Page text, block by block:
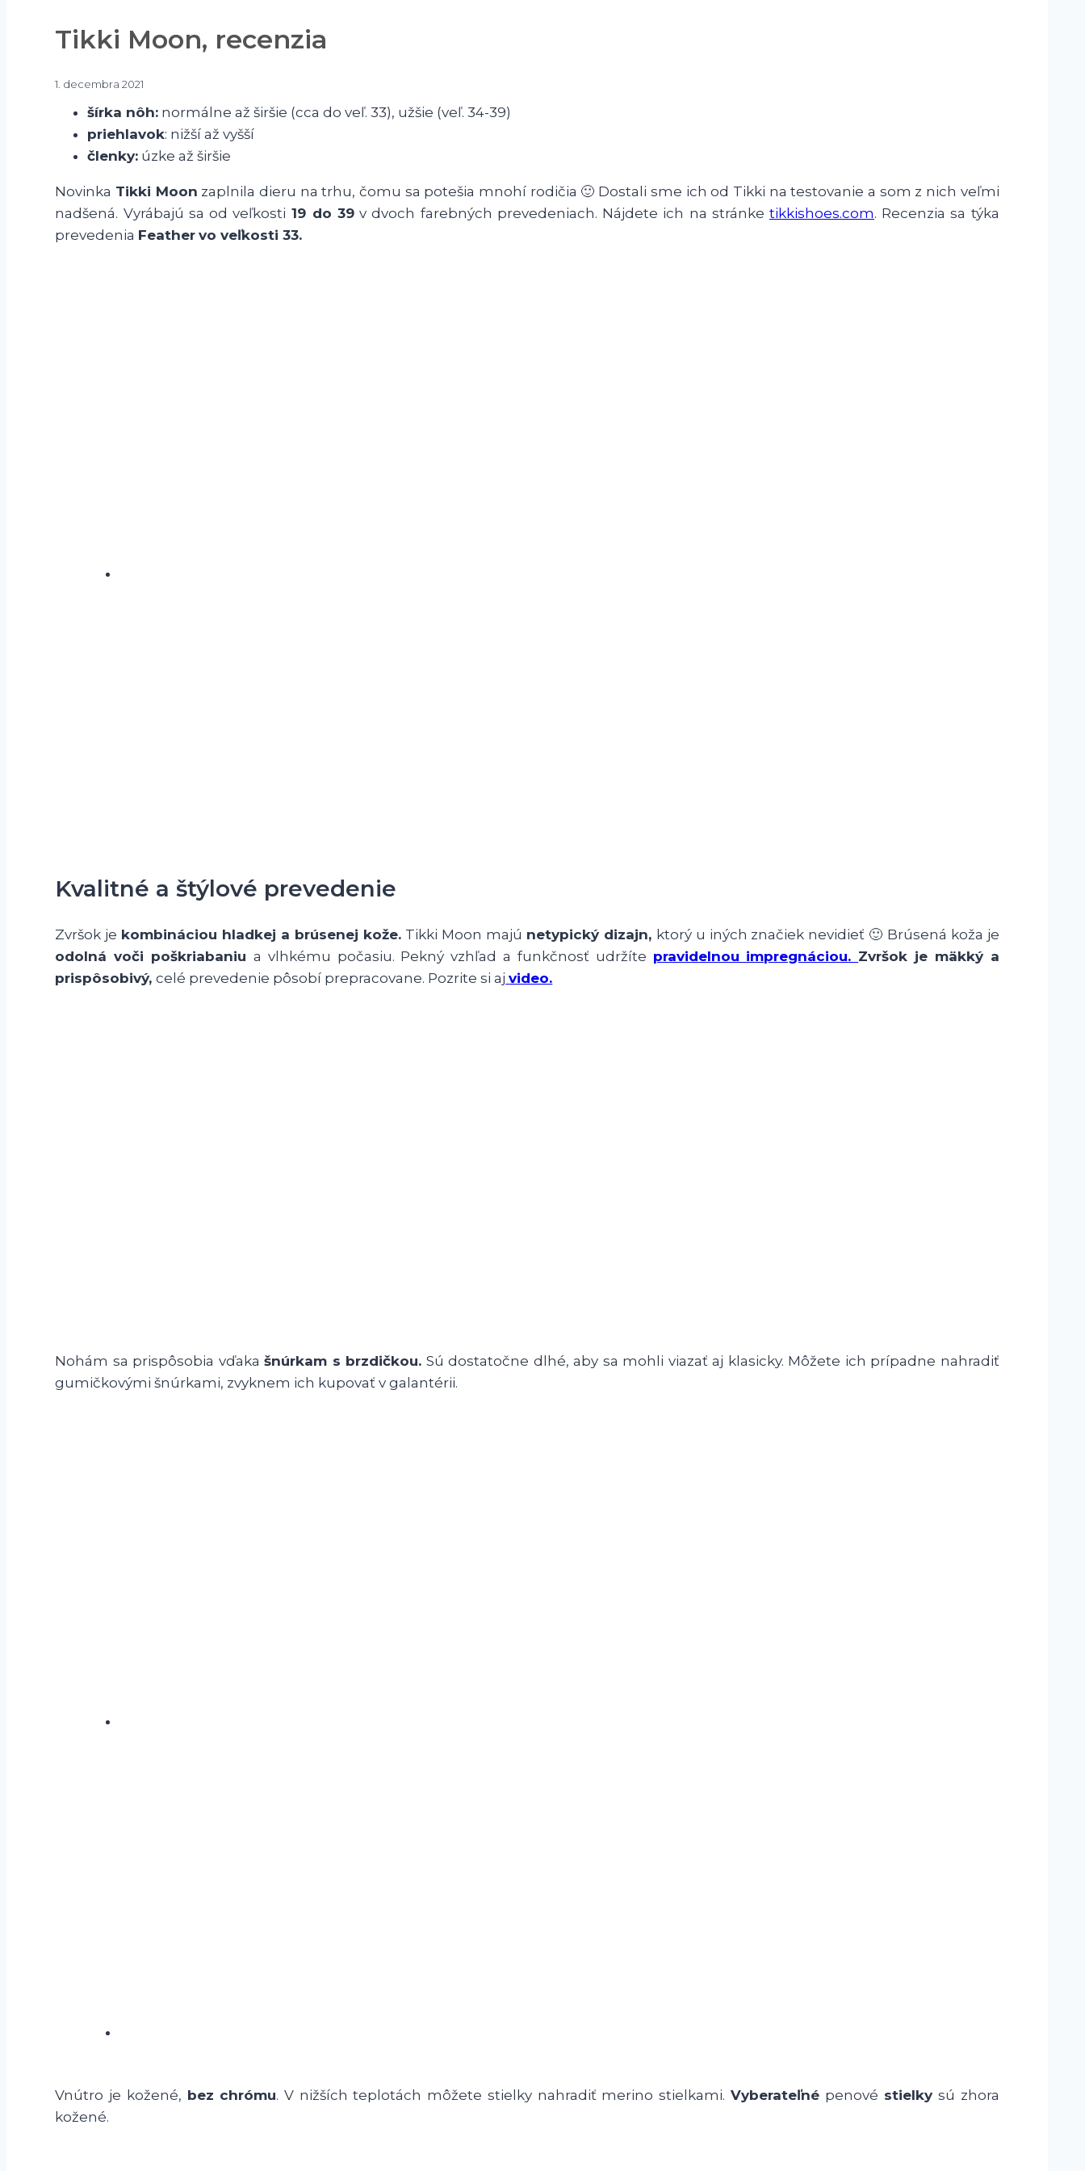
Tikki Moon, recenzia
1. decembra 2021
šírka nôh: normálne až širšie (cca do veľ. 33), užšie (veľ. 34-39)
priehlavok: nižší až vyšší
členky: úzke až širšie
Novinka Tikki Moon zaplnila dieru na trhu, čomu sa potešia mnohí rodičia 🙂 Dostali sme ich od Tikki na testovanie a som z nich veľmi
nadšená. Vyrábajú sa od veľkosti 19 do 39v dvoch farebných prevedeniach. Nájdete ich na stránketikkishoes.com. Recenzia sa týka
prevedenia Feather vo veľkosti 33.
Kvalitné a štýlové prevedenie
Zvršok je kombináciou hladkej a brúsenej kože. Tikki Moon majú netypický dizajn, ktorý u iných značiek nevidieť 🙂 Brúsená koža je
odolná voči poškriabaniu a vlhkému počasiu. Pekný vzhľad a funkčnosť udržíte pravidelnou impregnáciou. Zvršok je mäkký a
prispôsobivý,celé prevedenie pôsobí prepracovane. Pozrite si aj video.
Nohám sa prispôsobia vďakašnúrkam s brzdičkou. Sú dostatočne dlhé, aby sa mohli viazať aj klasicky. Môžete ich prípadne nahradiť
gumičkovými šnúrkami, zvyknem ich kupovať v galantérii.
Vnútro je kožené, bez chrómu. V nižších teplotách môžete stielky nahradiť merino stielkami. Vyberateľnépenové stielky sú zhora
kožené.